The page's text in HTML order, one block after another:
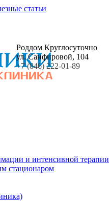
статьи
Роддом Круглосуточно
ул. Санфировой, 104
+7 (846) 222-01-89
и интенсивной терапии
стационаром